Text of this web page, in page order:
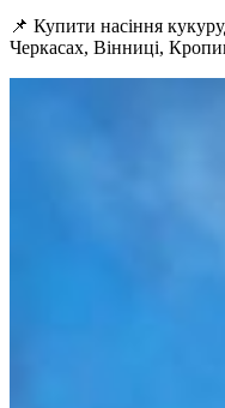
📌 Купити насіння
Черкасах, Вінниці,